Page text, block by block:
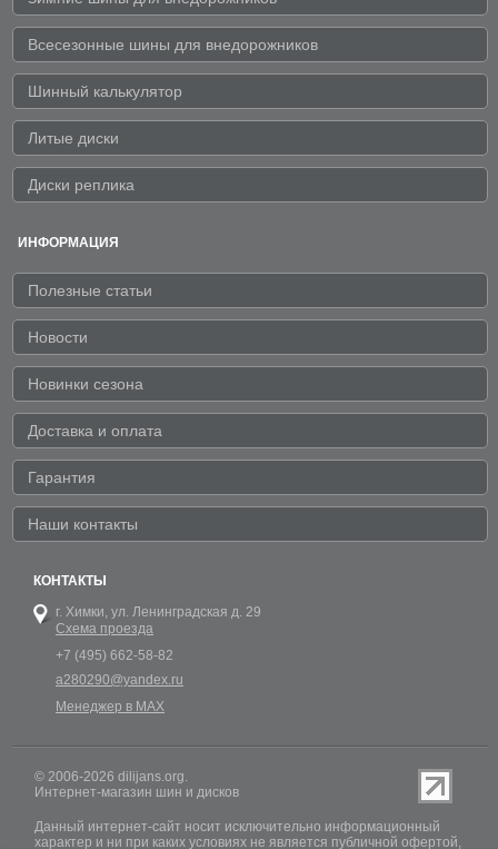
Всесезонные шины для внедорожников
Шинный калькулятор
Литые диски
Диски реплика
ИНФОРМАЦИЯ
Полезные статьи
Новости
Новинки сезона
Доставка и оплата
Гарантия
Наши контакты
КОНТАКТЫ
г. Химки, ул. Ленинградская д. 29
Схема проезда
+7 (495) 662-58-82
a280290@yandex.ru
Менеджер в MAX
© 2006-2026 dilijans.org.
Интернет-магазин шин и дисков
Данный интернет-сайт носит исключительно информационный
характер и ни при каких условиях не является публичной офертой,